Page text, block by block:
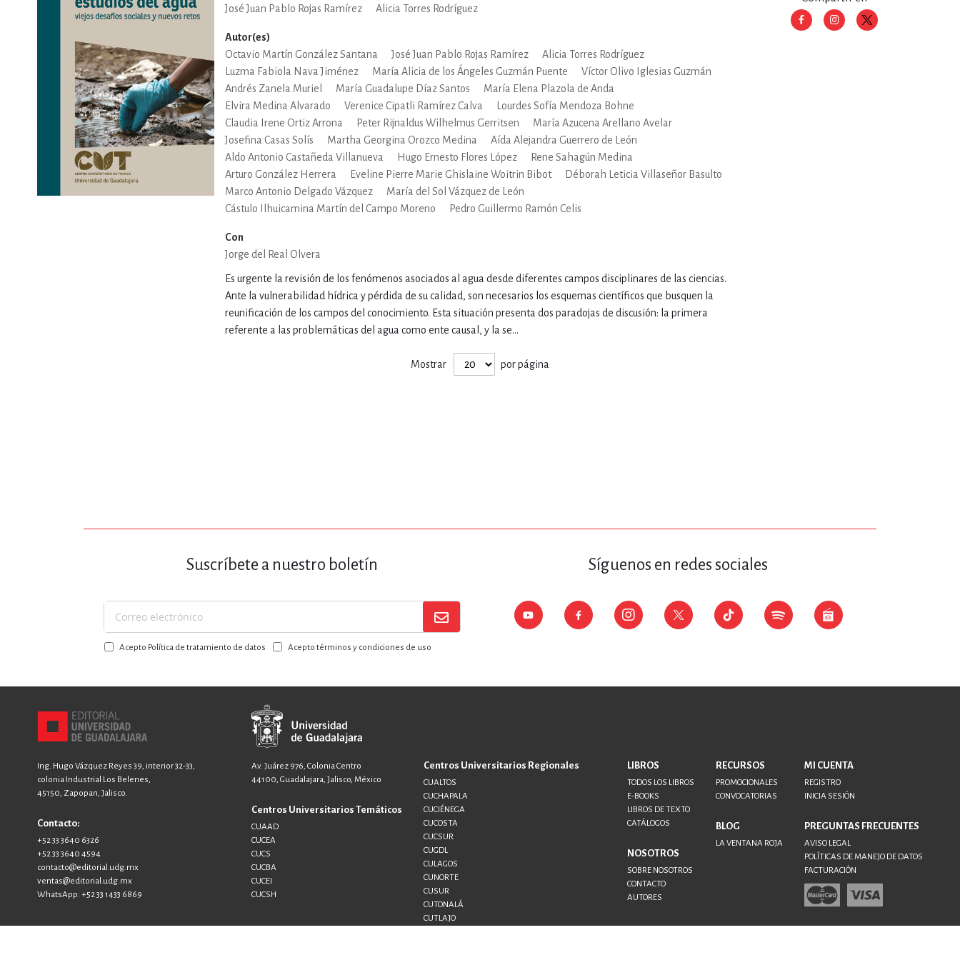
DEPORTES Y ACTIVIDADES DE OCIO AL AIRE LIBRE
ECONOMÍA, FINANZAS, EMPRESA Y GESTIÓN
ESTILOS DE VIDA, AFICIONES Y OCIO FICCIÓN Y TEMAS AFINES
FILOSOFÍA Y RELIGIÓN HISTORIA Y ARQUEOLOGÍA
INFANTILES, JUVENILES Y DIDÁCTICOS LENGUAJE Y LINGÜÍSTICA
MATEMÁTICAS Y CIENCIAS MEDICINA, ENFERMERÍA, VETERINARIA
TECNOLOGÍA, INGENIERÍA, AGRICULTURA
José Juan Pablo Rojas Ramírez
Alicia Torres Rodríguez
Autor(es)
Octavio Martín González Santana
José Juan Pablo Rojas Ramírez
Alicia Torres Rodríguez
Luzma Fabiola Nava Jiménez
María Alicia de los Ángeles Guzmán Puente
Víctor Olivo Iglesias Guzmán
Andrés Zanela Muriel
María Guadalupe Díaz Santos
María Elena Plazola de Anda
Elvira Medina Alvarado
Verenice Cipatli Ramírez Calva
Lourdes Sofía Mendoza Bohne
Claudia Irene Ortiz Arrona
Peter Rijnaldus Wilhelmus Gerritsen
María Azucena Arellano Avelar
Josefina Casas Solís
Martha Georgina Orozco Medina
Aída Alejandra Guerrero de León
Aldo Antonio Castañeda Villanueva
Hugo Ernesto Flores López
Rene Sahagún Medina
Arturo González Herrera
Eveline Pierre Marie Ghislaine Woitrin Bibot
Déborah Leticia Villaseñor Basulto
Marco Antonio Delgado Vázquez
María del Sol Vázquez de León
Cástulo Ilhuicamina Martín del Campo Moreno
Pedro Guillermo Ramón Celis
Con
Jorge del Real Olvera
Es urgente la revisión de los fenómenos asociados al agua desde diferentes campos disciplinares de las ciencias.
Ante la vulnerabilidad hídrica y pérdida de su calidad, son necesarios los esquemas científicos que busquen la
reunificación de los campos del conocimiento. Esta situación presenta dos paradojas de discusión: la primera
referente a las problemáticas del agua como ente causal, y la se...
Mostrar por página
Suscríbete a nuestro boletín
Suscríbase
a
nuestroAcepto Política de tratamiento de datos Acepto términos y condiciones de uso
Síguenos en redes sociales
Ing. Hugo Vázquez Reyes 39, interior 32-33,
colonia Industrial Los Belenes,
45150, Zapopan, Jalisco.
Contacto:
+52 33 3640 6326
+52 33 3640 4594
contacto@editorial.udg.mx
ventas@editorial.udg.mx
WhatsApp: +52 33 1433 6869
Av. Juárez 976, Colonia Centro
44100, Guadalajara, Jalisco, México
Centros Universitarios Temáticos
CUAAD
CUCEA
CUCS
CUCBA
CUCEI
CUCSH
Centros Universitarios Regionales
CUALTOS
CUCHAPALA
CUCIÉNEGA
CUCOSTA
CUCSUR
CUGDL
CULAGOS
CUNORTE
CUSUR
CUTONALÁ
CUTLAJO
LIBROS
TODOS LOS LIBROS
E-BOOKS
LIBROS DE TEXTO
CATÁLOGOS
NOSOTROS
SOBRE NOSOTROS
CONTACTO
AUTORES
RECURSOS
PROMOCIONALES
CONVOCATORIAS
BLOG
LA VENTANA ROJA
MI CUENTA
REGISTRO
INICIA SESIÓN
PREGUNTAS FRECUENTES
AVISO LEGAL
POLÍTICAS DE MANEJO DE DATOS
FACTURACIÓN